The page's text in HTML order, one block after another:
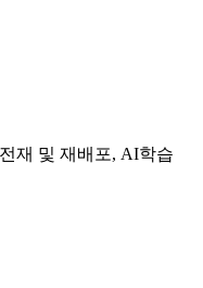
재 및 재배포, AI학습